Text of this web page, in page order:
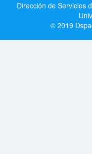
Dirección de Servicios
© 2019